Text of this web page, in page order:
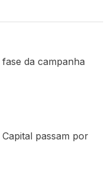
da campanha
passam por